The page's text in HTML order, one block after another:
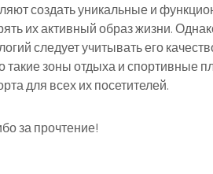
создать уникальные и
их активный образ жизни.
следует учитывать его
такие зоны отдыха и спортивные
для всех их посетителей.
за прочтение!